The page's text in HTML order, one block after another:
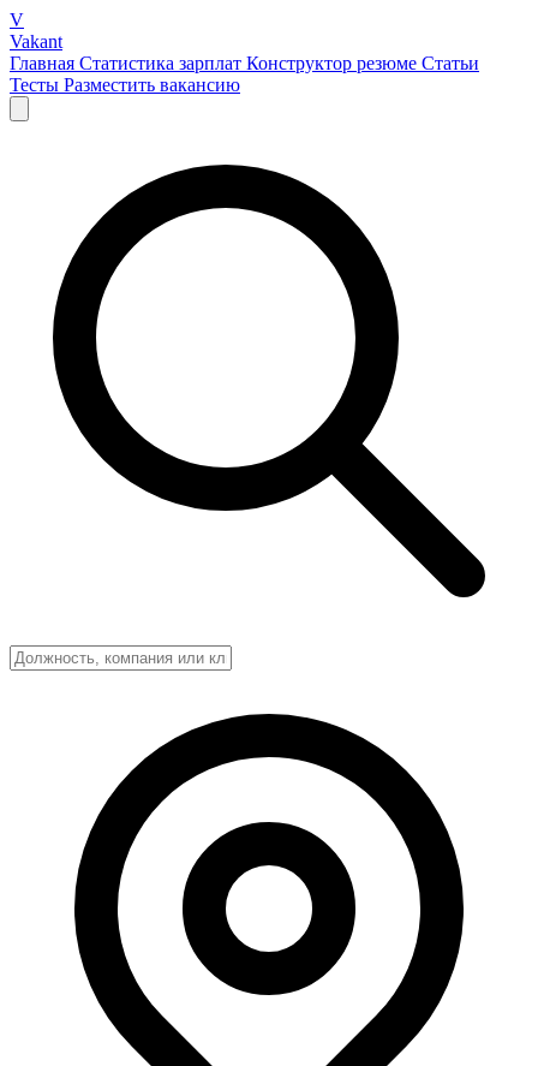
V
Vakant
Главная Статистика зарплат Конструктор резюме Статьи
Тесты Разместить вакансию